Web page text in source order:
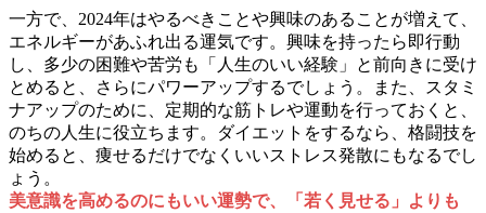
一方で、2024年はやるべきことや興味のあることが増えて、
エネルギーがあふれ出る運気です。興味を持ったら即行動
し、多少の困難や苦労も「人生のいい経験」と前向きに受け
とめると、さらにパワーアップするでしょう。また、スタミ
ナアップのために、定期的な筋トレや運動を行っておくと、
のちの人生に役立ちます。ダイエットをするなら、格闘技を
始めると、痩せるだけでなくいいストレス発散にもなるでし
ょう。
美意識を高めるのにもいい運勢で、「若く見せる」よりも